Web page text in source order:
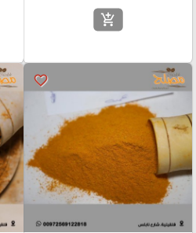
add_shopping_cart
favorite_border